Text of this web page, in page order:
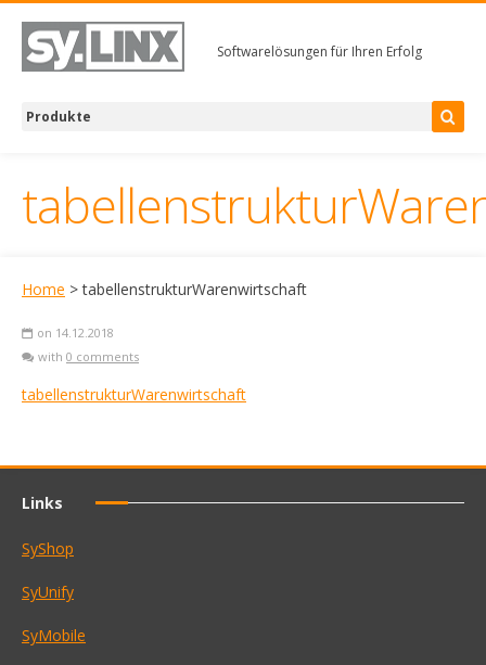
Softwarelösungen für Ihren Erfolg
Home > tabellenstrukturWarenwirtschaft
on 14.12.2018
with 0 comments
tabellenstrukturWarenwirtschaft
Links
SyShop
SyUnify
SyMobile